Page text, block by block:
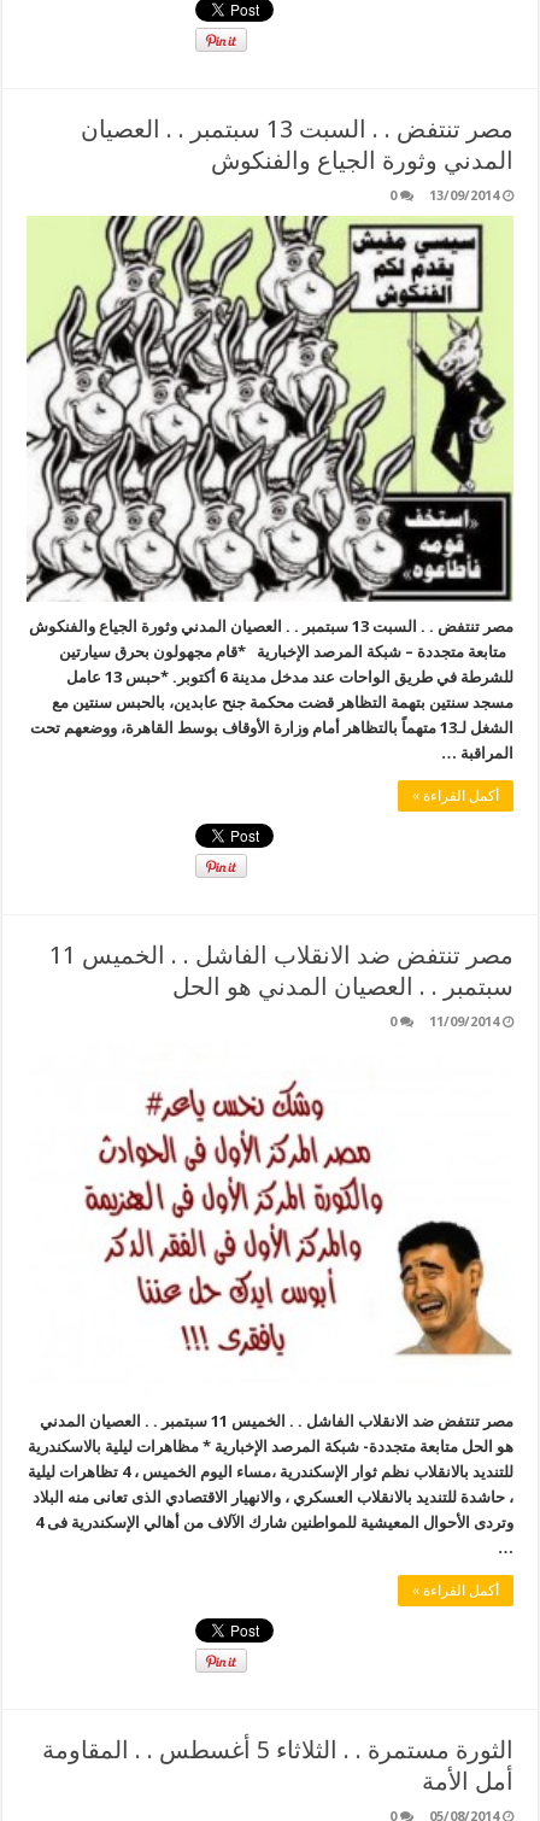
مصر تنتفض . . السبت 13 سبتمبر . . العصيان
المدني وثورة الجياع والفنكوش
13/09/2014
0
مصر تنتفض . . السبت 13 سبتمبر . . العصيان المدني وثورة الجياع والفنكوش
متابعة متجددة – شبكة المرصد الإخبارية *قام مجهولون بحرق سيارتين
للشرطة في طريق الواحات عند مدخل مدينة 6 أكتوبر. *حبس 13 عامل
مسجد سنتين بتهمة التظاهر قضت محكمة جنح عابدين، بالحبس سنتين مع
الشغل لـ13 متهماً بالتظاهر أمام وزارة الأوقاف بوسط القاهرة، ووضعهم تحت
المراقبة …
أكمل القراءة »
مصر تنتفض ضد الانقلاب الفاشل . . الخميس 11
سبتمبر . . العصيان المدني هو الحل
11/09/2014
0
مصر تنتفض ضد الانقلاب الفاشل . . الخميس 11 سبتمبر . . العصيان المدني
هو الحل متابعة متجددة- شبكة المرصد الإخبارية * مظاهرات ليلية بالاسكندرية
للتنديد بالانقلاب نظم ثوار الإسكندرية ،مساء اليوم الخميس ، 4 تظاهرات ليلية
، حاشدة للتنديد بالانقلاب العسكري ، والانهيار الاقتصادي الذى تعانى منه البلاد
وتردى الأحوال المعيشية للمواطنين شارك الآلاف من أهالي الإسكندرية فى 4
…
أكمل القراءة »
الثورة مستمرة . . الثلاثاء 5 أغسطس . . المقاومة
أمل الأمة
05/08/2014
0